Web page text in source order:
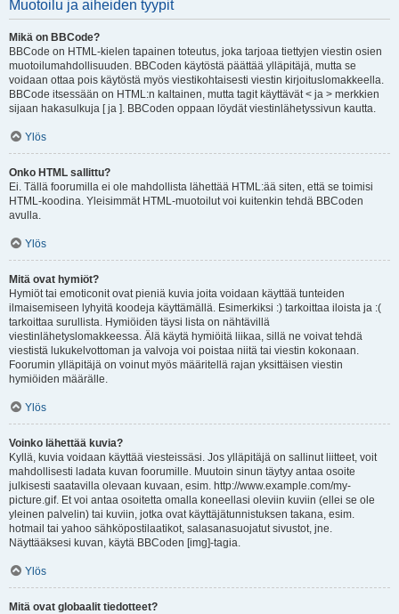
Muotoilu ja aiheiden tyypit
Mikä on BBCode?
BBCode on HTML-kielen tapainen toteutus, joka tarjoaa tiettyjen viestin osien
muotoilumahdollisuuden. BBCoden käytöstä päättää ylläpitäjä, mutta se
voidaan ottaa pois käytöstä myös viestikohtaisesti viestin kirjoituslomakkeella.
BBCode itsessään on HTML:n kaltainen, mutta tagit käyttävät < ja > merkkien
sijaan hakasulkuja [ ja ]. BBCoden oppaan löydät viestinlähetyssivun kautta.
Ylös
Onko HTML sallittu?
Ei. Tällä foorumilla ei ole mahdollista lähettää HTML:ää siten, että se toimisi
HTML-koodina. Yleisimmät HTML-muotoilut voi kuitenkin tehdä BBCoden
avulla.
Ylös
Mitä ovat hymiöt?
Hymiöt tai emoticonit ovat pieniä kuvia joita voidaan käyttää tunteiden
ilmaisemiseen lyhyitä koodeja käyttämällä. Esimerkiksi :) tarkoittaa iloista ja :(
tarkoittaa surullista. Hymiöiden täysi lista on nähtävillä
viestinlähetyslomakkeessa. Älä käytä hymiöitä liikaa, sillä ne voivat tehdä
viestistä lukukelvottoman ja valvoja voi poistaa niitä tai viestin kokonaan.
Foorumin ylläpitäjä on voinut myös määritellä rajan yksittäisen viestin
hymiöiden määrälle.
Ylös
Voinko lähettää kuvia?
Kyllä, kuvia voidaan käyttää viesteissäsi. Jos ylläpitäjä on sallinut liitteet, voit
mahdollisesti ladata kuvan foorumille. Muutoin sinun täytyy antaa osoite
julkisesti saatavilla olevaan kuvaan, esim. http://www.example.com/my-
picture.gif. Et voi antaa osoitetta omalla koneellasi oleviin kuviin (ellei se ole
yleinen palvelin) tai kuviin, jotka ovat käyttäjätunnistuksen takana, esim.
hotmail tai yahoo sähköpostilaatikot, salasanasuojatut sivustot, jne.
Näyttääksesi kuvan, käytä BBCoden [img]-tagia.
Ylös
Mitä ovat globaalit tiedotteet?